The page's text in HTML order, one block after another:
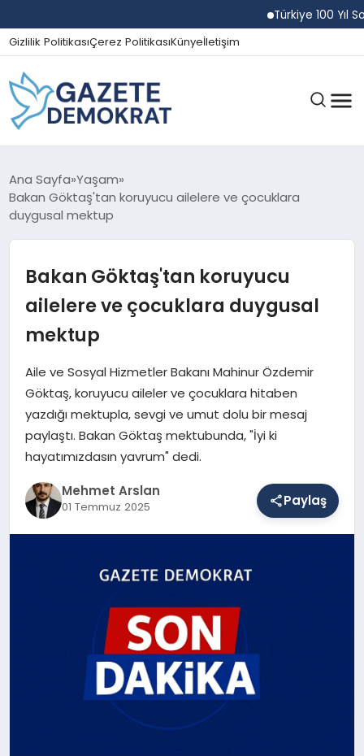
Türkiye 100 Yıl
Gizlilik PolitikasıÇerez PolitikasıKünyeİletişim
GÜNDEM
EKONOMI
SPOR
SAĞLIK
EĞITIM
DÜNYA
Ana Sayfa Yaşam
Bakan Göktaş'tan koruyucu ailelere ve çocuklara
duygusal mektup
Bakan Göktaş'tan koruyucu
ailelere ve çocuklara duygusal
mektup
Aile ve Sosyal Hizmetler Bakanı Mahinur Özdemir
Göktaş, koruyucu aileler ve çocuklara hitaben
yazdığı mektupla, sevgi ve umut dolu bir mesaj
paylaştı. Bakan Göktaş mektubunda, "İyi ki
hayatımızdasın yavrum" dedi.
Mehmet Arslan
01 Temmuz 2025 Paylaş